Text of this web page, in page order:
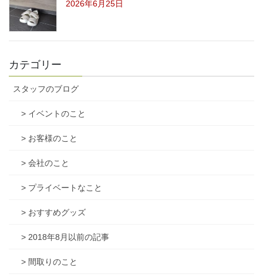
2026年6月25日
カテゴリー
スタッフのブログ
> イベントのこと
> お客様のこと
> 会社のこと
> プライベートなこと
> おすすめグッズ
> 2018年8月以前の記事
> 間取りのこと